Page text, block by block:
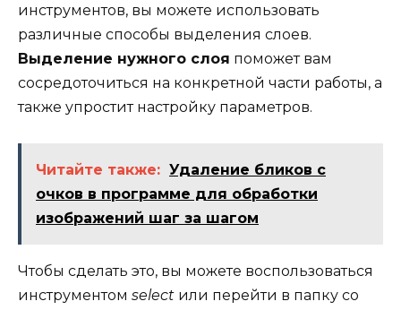
инструментов, вы можете использовать
различные способы выделения слоев.
Выделение нужного слоя поможет вам
сосредоточиться на конкретной части работы, а
также упростит настройку параметров.
Читайте также: Удаление бликов с
очков в программе для обработки
изображений шаг за шагом
Чтобы сделать это, вы можете воспользоваться
инструментом select или перейти в папку со